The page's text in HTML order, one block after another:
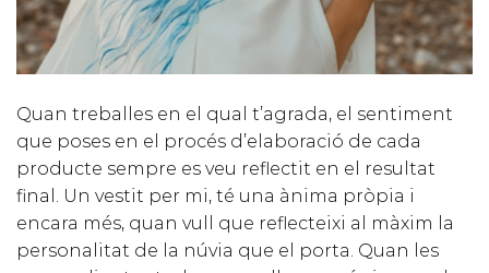
Quan treballes en el qual t’agrada, el sentiment
que poses en el procés d’elaboració de cada
producte sempre es veu reflectit en el resultat
final. Un vestit per mi, té una ànima pròpia i
encara més, quan vull que reflecteixi al màxim la
personalitat de la núvia que el porta. Quan les